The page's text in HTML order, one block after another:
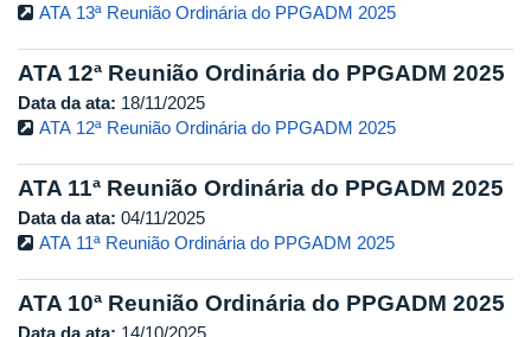
ATA 13ª Reunião Ordinária do PPGADM 2025
ATA 12ª Reunião Ordinária do PPGADM 2025
Data da ata: 18/11/2025
ATA 12ª Reunião Ordinária do PPGADM 2025
ATA 11ª Reunião Ordinária do PPGADM 2025
Data da ata: 04/11/2025
ATA 11ª Reunião Ordinária do PPGADM 2025
ATA 10ª Reunião Ordinária do PPGADM 2025
Data da ata: 14/10/2025